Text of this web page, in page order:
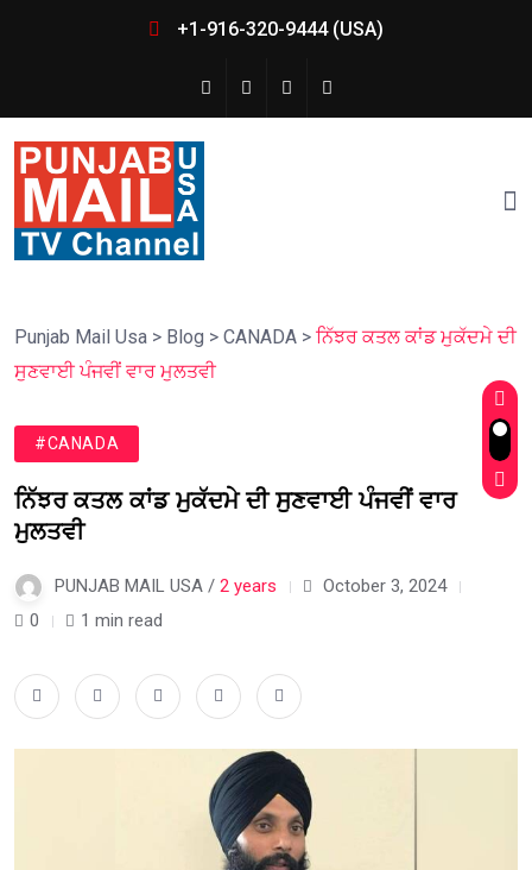
+1-916-320-9444 (USA)
Punjab Mail Usa > Blog > CANADA > ਨਿੱਝਰ ਕਤਲ ਕਾਂਡ ਮੁਕੱਦਮੇ ਦੀ
ਸੁਣਵਾਈ ਪੰਜਵੀਂ ਵਾਰ ਮੁਲਤਵੀ
#CANADA
ਨਿੱਝਰ ਕਤਲ ਕਾਂਡ ਮੁਕੱਦਮੇ ਦੀ ਸੁਣਵਾਈ ਪੰਜਵੀਂ ਵਾਰ
ਮੁਲਤਵੀ
PUNJAB MAIL USA / 2 years
October 3, 2024
0
1 min read